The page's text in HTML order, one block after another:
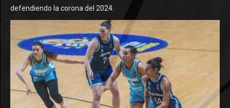
defendiendo la corona del 2024.